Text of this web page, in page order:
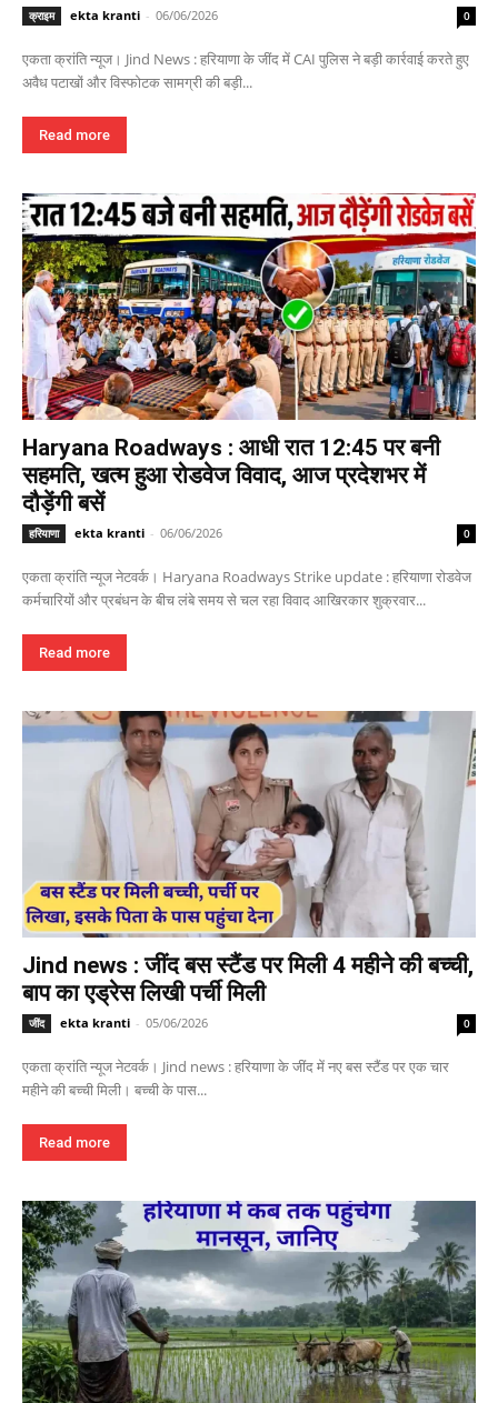
क्राइम ekta kranti - 06/06/2026 0
एकता क्रांति न्यूज। Jind News : हरियाणा के जींद में CAI पुलिस ने बड़ी कार्रवाई करते हुए
अवैध पटाखों और विस्फोटक सामग्री की बड़ी...
Read more
Haryana Roadways : आधी रात 12:45 पर बनी
सहमति, खत्म हुआ रोडवेज विवाद, आज प्रदेशभर में
दौड़ेंगी बसें
हरियाणा ekta kranti - 06/06/2026 0
एकता क्रांति न्यूज नेटवर्क। Haryana Roadways Strike update : हरियाणा रोडवेज
कर्मचारियों और प्रबंधन के बीच लंबे समय से चल रहा विवाद आखिरकार शुक्रवार...
Read more
Jind news : जींद बस स्टैंड पर मिली 4 महीने की बच्ची,
बाप का एड्रेस लिखी पर्ची मिली
जींद ekta kranti - 05/06/2026 0
एकता क्रांति न्यूज नेटवर्क। Jind news : हरियाणा के जींद में नए बस स्टैंड पर एक चार
महीने की बच्ची मिली। बच्ची के पास...
Read more